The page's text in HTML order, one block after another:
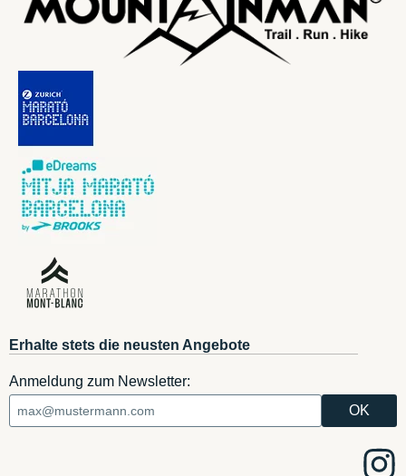
Erhalte stets die neusten Angebote
Anmeldung zum Newsletter: